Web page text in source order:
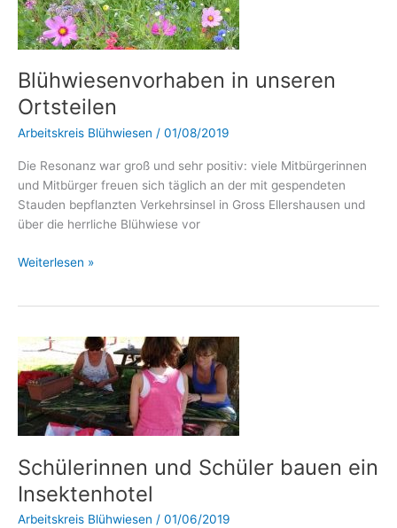
Blühwiesenvorhaben in unseren
Ortsteilen
Arbeitskreis Blühwiesen / 01/08/2019
Die Resonanz war groß und sehr positiv: viele Mitbürgerinnen
und Mitbürger freuen sich täglich an der mit gespendeten
Stauden bepflanzten Verkehrsinsel in Gross Ellershausen und
über die herrliche Blühwiese vor
Ortsteilen
Weiterlesen »
Schülerinnen und Schüler bauen ein
Insektenhotel
Arbeitskreis Blühwiesen / 01/06/2019
Schülerinnen
und
Schüler
bauen
ein